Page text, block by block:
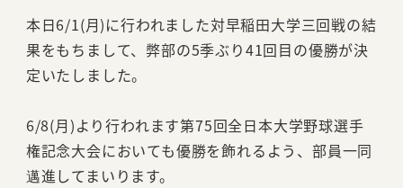
本日6/1(月)に行われました対早稲田大学三回戦の結
果をもちまして、弊部の5季ぶり41回目の優勝が決
定いたしました。
6/8(月)より行われます第75回全日本大学野球選手
権記念大会においても優勝を飾れるよう、部員一同
邁進してまいります。